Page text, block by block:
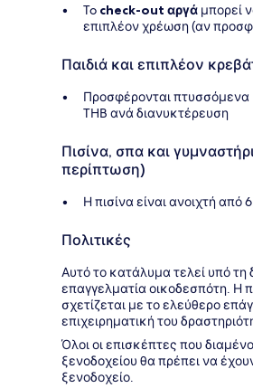
To check-out αργά μπορεί
επιπλέον χρέωση (αν
Παιδιά και επιπλέον
Προσφέρονται πτυσσόμενα
THB ανά διανυκτέρευση
Πισίνα, σπα και
περίπτωση)
Η πισίνα είναι ανοιχτή
Πολιτικές
Αυτό το κατάλυμα τελεί υπό τη
επαγγελματία οικοδεσπότη. Η
σχετίζεται με το ελεύθερο
επιχειρηματική του
Όλοι οι επισκέπτες που
ξενοδοχείου θα πρέπει να
ξενοδοχείο.